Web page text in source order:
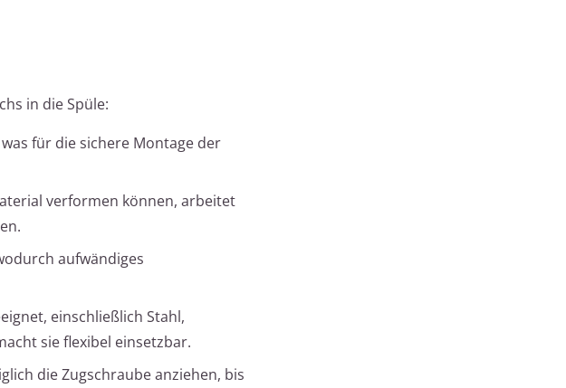
in die Spüle:
für die sichere Montage der
verformen können, arbeitet
aufwändiges
einschließlich Stahl,
sie flexibel einsetzbar.
die Zugschraube anziehen, bis